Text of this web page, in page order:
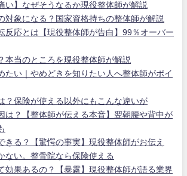
い】なぜそうなるか現役整体師が解説
対象になる？国家資格持ちの整体師が解説
反応とは【現役整体師が告白】99％オーバー
本当のところを現役整体師が解説
たい｜やめどきを知りたい人へ整体師がポイ
？保険が使える以外にもこんな違いが
は？【整体師が伝える本音】翌朝腰や背中が
きる？【驚愕の事実】現役整体師がお伝え
ない。整骨院なら保険使える
効果あるの？【暴露】現役整体師が語る業界